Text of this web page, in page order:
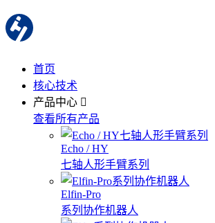
首页
核心技术
产品中心
查看所有产品
Echo / HY
七轴人形手臂系列
Elfin-Pro
系列协作机器人